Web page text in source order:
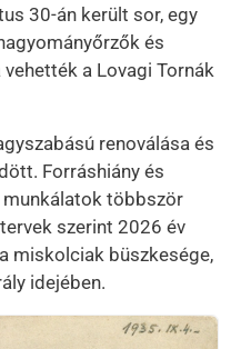
30-án került sor, egy
és
a Lovagi Tornák
renoválása és
Forráshiány és
többször
szerint 2026 év
miskolciak büszkesége,
idejében.